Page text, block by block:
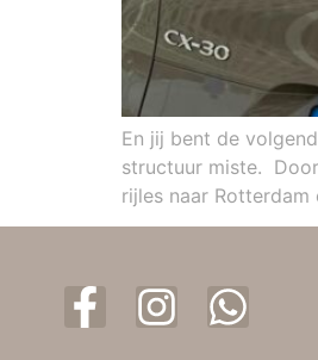
En jij bent de
structuur miste.
rijles naar